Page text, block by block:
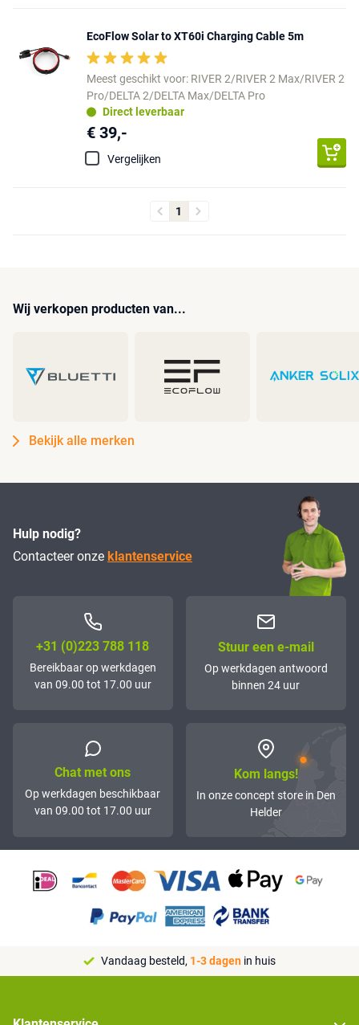
EcoFlow Solar to XT60i Charging Cable 5m
Meest geschikt voor: RIVER 2/RIVER 2 Max/RIVER 2
Pro/DELTA 2/DELTA Max/DELTA Pro
Direct leverbaar
€ 39,-
Vergelijken
1
Wij verkopen producten van...
Bekijk alle merken
Hulp nodig?
Contacteer onze klantenservice
+31 (0)223 788 118
Bereikbaar op werkdagen
van 09.00 tot 17.00 uur
Stuur een e-mail
Op werkdagen antwoord
binnen 24 uur
Chat met ons
Op werkdagen beschikbaar
van 09.00 tot 17.00 uur
Kom langs!
In onze concept store in Den
Helder
Vandaag besteld, 1-3 dagen in huis